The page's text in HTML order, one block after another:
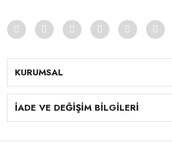
KURUMSAL
İADE VE DEĞİŞİM BİLGİLERİ